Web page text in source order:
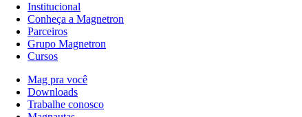
Institucional
Conheça a Magnetron
Parceiros
Grupo Magnetron
Cursos
Mag pra você
Downloads
Trabalhe conosco